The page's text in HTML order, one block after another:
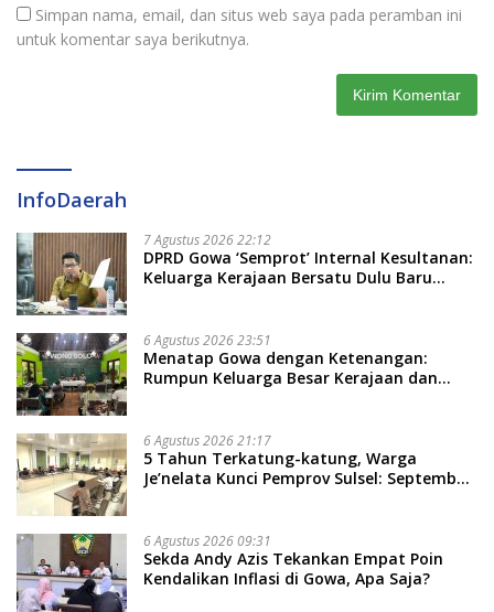
Simpan nama, email, dan situs web saya pada peramban ini
untuk komentar saya berikutnya.
InfoDaerah
7 Agustus 2026 22:12
DPRD Gowa ‘Semprot’ Internal Kesultanan:
Keluarga Kerajaan Bersatu Dulu Baru
6 Agustus 2026 23:51
Menatap Gowa dengan Ketenangan:
Rumpun Keluarga Besar Kerajaan dan
Soal Adat dan Adab
6 Agustus 2026 21:17
5 Tahun Terkatung-katung, Warga
Je’nelata Kunci Pemprov Sulsel: September
6 Agustus 2026 09:31
Sekda Andy Azis Tekankan Empat Poin
Kendalikan Inflasi di Gowa, Apa Saja?